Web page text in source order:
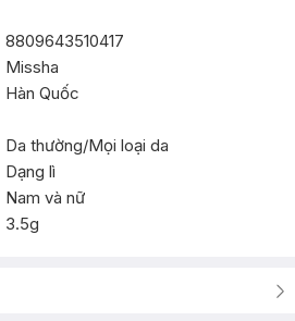
8809643510417
Missha
Hàn Quốc
Da thường/Mọi loại da
Dạng lì
Nam và nữ
3.5g